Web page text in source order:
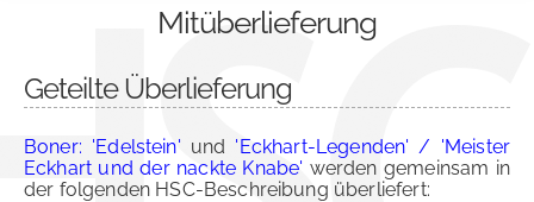
Mitüberlieferung
Geteilte Überlieferung
Boner: 'Edelstein'und 'Eckhart-Legenden' / 'Meister
Eckhart und der nackte Knabe' werden gemeinsam in
der folgenden HSC-Beschreibung überliefert: